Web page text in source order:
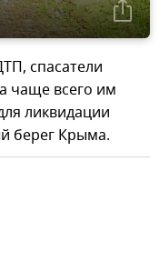
спасатели
чаще всего им
ликвидации
берег Крыма.